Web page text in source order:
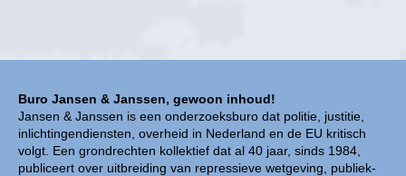
Buro Jansen & Janssen, gewoon inhoud!
Jansen & Janssen is een onderzoeksburo dat politie, justitie,
inlichtingendiensten, overheid in Nederland en de EU kritisch
volgt. Een grondrechten kollektief dat al 40 jaar, sinds 1984,
publiceert over uitbreiding van repressieve wetgeving, publiek-